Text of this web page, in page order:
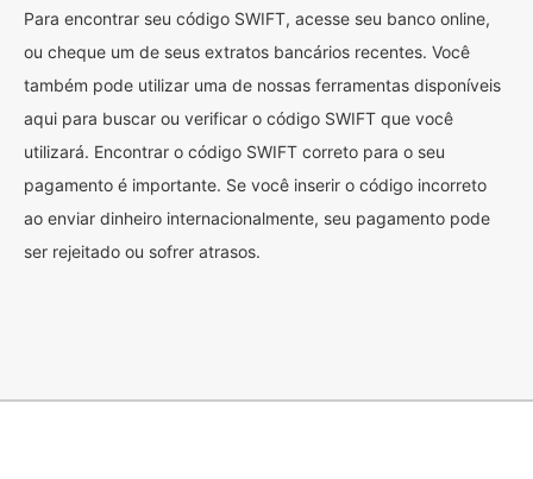
Para encontrar seu código SWIFT, acesse seu banco online,
ou cheque um de seus extratos bancários recentes. Você
também pode utilizar uma de nossas ferramentas disponíveis
aqui para buscar ou verificar o código SWIFT que você
utilizará. Encontrar o código SWIFT correto para o seu
pagamento é importante. Se você inserir o código incorreto
ao enviar dinheiro internacionalmente, seu pagamento pode
ser rejeitado ou sofrer atrasos.